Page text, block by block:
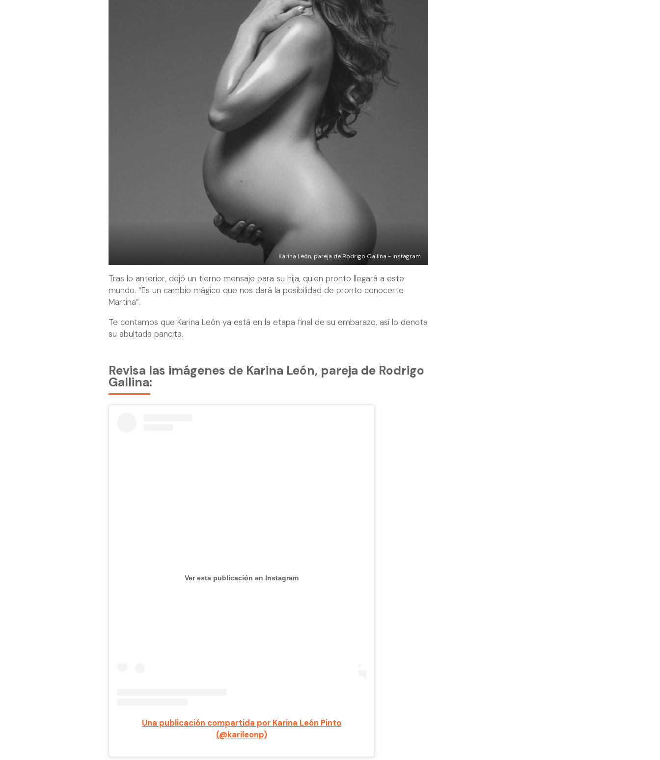
Karina León, pareja de Rodrigo Gallina - Instagram
Tras lo anterior, dejó un tierno mensaje para su hija, quien pronto llegará a este
mundo. “Es un cambio mágico que nos dará la posibilidad de pronto conocerte
Martina”.
Te contamos que Karina León ya está en la etapa final de su embarazo, así lo denota
su abultada pancita.
Revisa las imágenes de Karina León, pareja de Rodrigo
Gallina:
Ver esta publicación en Instagram
Una publicación compartida por Karina León Pinto
(@karileonp)